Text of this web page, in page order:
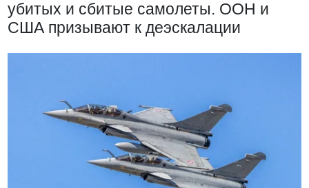
убитых и сбитые самолеты. ООН и
США призывают к деэскалации